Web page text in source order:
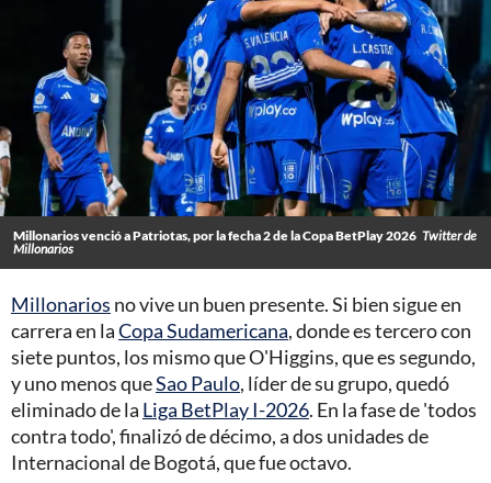
Millonarios venció a Patriotas, por la fecha 2 de la Copa BetPlay 2026 Twitter de
Millonarios
Millonarios no vive un buen presente. Si bien sigue en
carrera en laCopa Sudamericana, donde es tercero con
siete puntos, los mismo que O'Higgins, que es segundo,
y uno menos queSao Paulo, líder de su grupo, quedó
eliminado de la Liga BetPlay I-2026. En la fase de 'todos
contra todo', finalizó de décimo, a dos unidades de
Internacional de Bogotá, que fue octavo.